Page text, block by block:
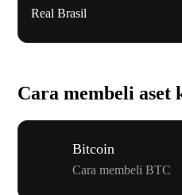
Real Brasil
Cara membeli aset
Bitcoin
Cara membeli BTC